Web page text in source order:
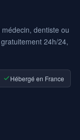
dentiste ou
24h/24,
Hébergé en France